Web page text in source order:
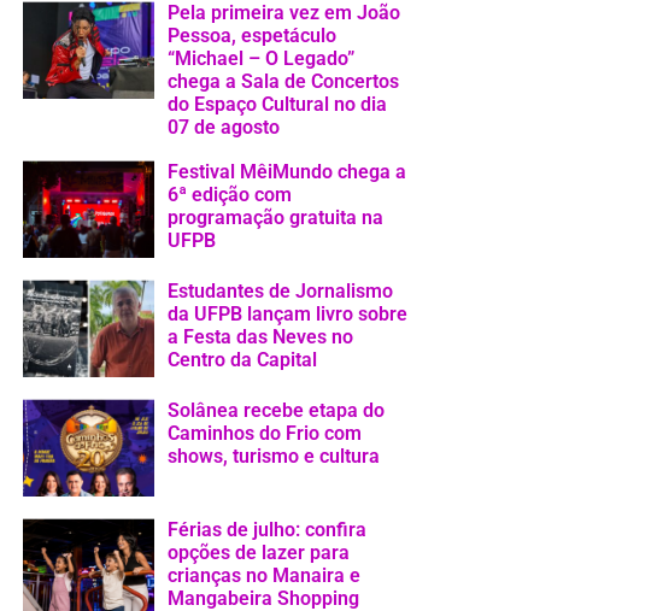
Pela primeira vez em João
Pessoa, espetáculo
“Michael – O Legado”
chega a Sala de Concertos
do Espaço Cultural no dia
07 de agosto
Festival MêiMundo chega a
6ª edição com
programação gratuita na
UFPB
Estudantes de Jornalismo
da UFPB lançam livro sobre
a Festa das Neves no
Centro da Capital
Solânea recebe etapa do
Caminhos do Frio com
shows, turismo e cultura
Férias de julho: confira
opções de lazer para
crianças no Manaira e
Mangabeira Shopping